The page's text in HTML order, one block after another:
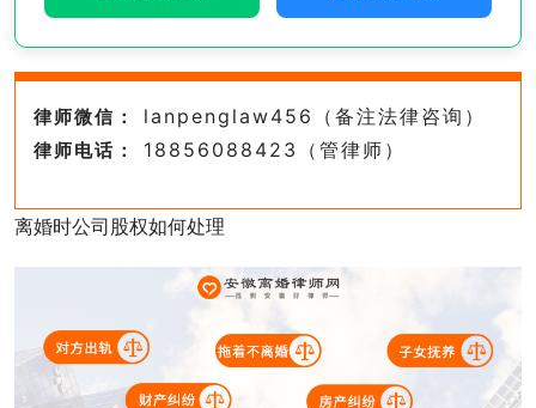
律师微信： lanpenglaw456（备注法律咨询）
律师电话： 18856088423（管律师）
离婚时公司股权如何处理